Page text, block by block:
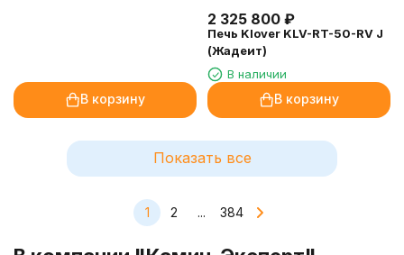
В корзину
2 325 800 ₽
Печь Klover KLV-RT-50-RV J
(Жадеит)
В наличии
В корзину
Показать все
1 2 ... 384